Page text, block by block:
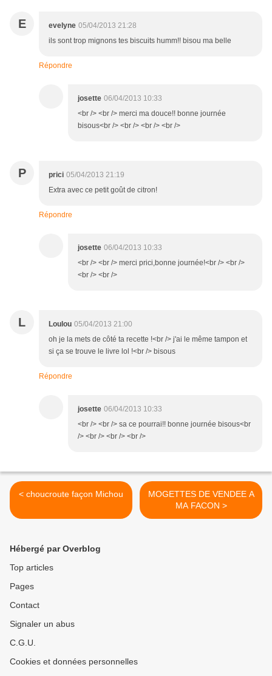
E evelyne 05/04/2013 21:28
ils sont trop mignons tes biscuits humm!! bisou ma belle
Répondre
josette 06/04/2013 10:33
<br /> <br /> merci ma douce!! bonne journée
bisous<br /> <br /> <br /> <br />
P prici 05/04/2013 21:19
Extra avec ce petit goût de citron!
Répondre
josette 06/04/2013 10:33
<br /> <br /> merci prici,bonne journée!<br /> <br />
<br /> <br />
L Loulou 05/04/2013 21:00
oh je la mets de côté ta recette !<br /> j'ai le même tampon et
si ça se trouve le livre lol !<br /> bisous
Répondre
josette 06/04/2013 10:33
<br /> <br /> sa ce pourrai!! bonne journée bisous<br
/> <br /> <br /> <br />
< choucroute façon Michou
MOGETTES DE VENDEE A
MA FACON >
Hébergé par Overblog
Top articles
Pages
Contact
Signaler un abus
C.G.U.
Cookies et données personnelles